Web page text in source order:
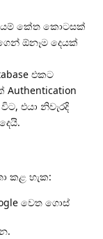
යම් කේත කොටසක්
ඕනෑම දෙයක්
එකට
එයා නිවැරදි
කළ හැක:
වෙත ගොස්